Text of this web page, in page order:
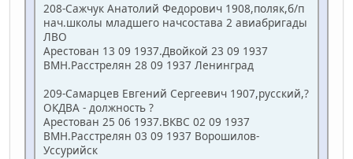
208-Сажчук Анатолий Федорович 1908,поляк,б/п
нач.школы младшего начсостава 2 авиабригады
ЛВО
Арестован 13 09 1937.Двойкой 23 09 1937
ВМН.Расстрелян 28 09 1937 Ленинград
209-Самарцев Евгений Сергеевич 1907,русский,?
ОКДВА - должность ?
Арестован 25 06 1937.ВКВС 02 09 1937
ВМН.Расстрелян 03 09 1937 Ворошилов-
Уссурийск